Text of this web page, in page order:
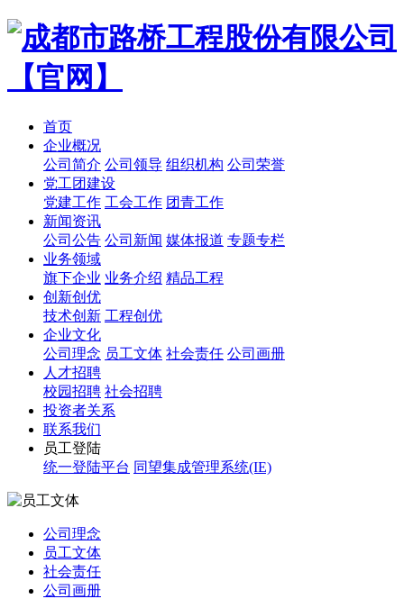
首页
企业概况
公司简介 公司领导 组织机构 公司荣誉
党工团建设
党建工作 工会工作 团青工作
新闻资讯
公司公告 公司新闻 媒体报道 专题专栏
业务领域
旗下企业 业务介绍 精品工程
创新创优
技术创新 工程创优
企业文化
公司理念 员工文体 社会责任 公司画册
人才招聘
校园招聘 社会招聘
投资者关系
联系我们
员工登陆
统一登陆平台 同望集成管理系统(IE)
公司理念
员工文体
社会责任
公司画册